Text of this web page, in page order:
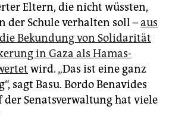
Eltern, die nicht wüssten,
der Schule verhalten soll –aus
Bekundung von Solidarität
in Gaza als Hamas-
wird. „Das ist eine ganz
sagt Basu. Bordo Benavides
der Senatsverwaltung hat viele